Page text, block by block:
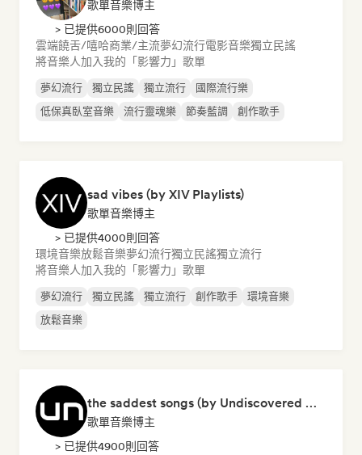
歌單音樂博主
> 已提供6000則回答
雲端饒舌/嘻哈商業/主流夢幻流行電影音樂獨立民謠
將音樂人加入我的「影響力」歌單
夢幻流行 獨立民謠 獨立流行
國際流行樂
低保真臥室音樂
流行靈魂樂 節奏藍調 創作歌手
sad vibes (by XIV Playlists)
歌單音樂博主
> 已提供4000則回答
環境音樂放鬆音樂夢幻流行獨立民謠獨立流行
將音樂人加入我的「影響力」歌單
夢幻流行 獨立民謠 獨立流行 創作歌手
環境音樂
放鬆音樂
the saddest songs (by Undiscovered Music)
歌單音樂博主
> 已提供4900則回答